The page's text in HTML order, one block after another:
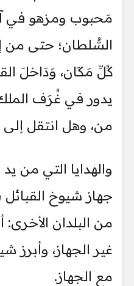
مَحبوب ومزهو في
السُّلطان؛ حتى من
كُلِّ مَكَان، وَدَاخلَ
يدور في غُرَف
من، وهل انتقل
والهدايا التي من
جهاز شيوخ القبائل
من البلدان الأخرى:
غير الجهاز، وأبرز
مع الجهاز.